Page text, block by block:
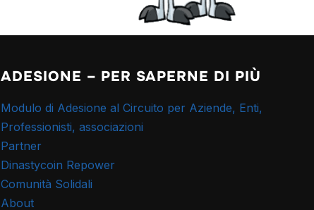
ADESIONE – PER SAPERNE DI PIÙ
Modulo di Adesione al Circuito per Aziende, Enti,
Professionisti, associazioni
Partner
Dinastycoin Repower
Comunità Solidali
About